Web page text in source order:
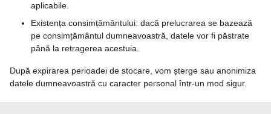
aplicabile.
Existența consimțământului: dacă prelucrarea se bazează
pe consimțământul dumneavoastră, datele vor fi păstrate
până la retragerea acestuia.
După expirarea perioadei de stocare, vom șterge sau anonimiza
datele dumneavoastră cu caracter personal într-un mod sigur.